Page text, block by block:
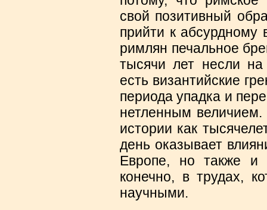
свой позитивный
прийти к абсурдному
римлян печальное
тысячи лет несли
есть византийские
периода упадка и
нетленным величием.
истории как
день оказывает
Европе, но также и
конечно, в трудах,
научными.